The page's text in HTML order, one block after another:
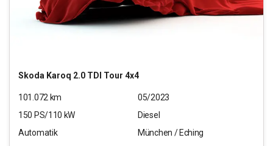
Skoda Karoq 2.0 TDI Tour 4x4
101.072 km
05/2023
150 PS/110 kW
Diesel
Automatik
München / Eching